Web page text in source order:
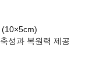
(10×5cm)
성과 복원력 제공